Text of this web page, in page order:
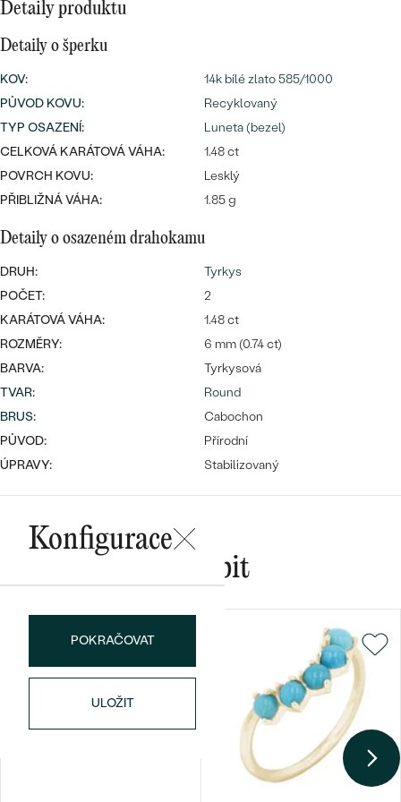
Wave kolekce
DIAMANTY
Bestsellery
PROHLÉDNOUT
Personalizované
přívěsky
OBJEVIT
Nejprodávanější
PROHLÉDNOUT
Detaily produktu
Detaily o šperku
KOV:
14k bílé zlato 585/1000
PŮVOD KOVU:
Recyklovaný
TYP OSAZENÍ:
Luneta (bezel)
CELKOVÁ KARÁTOVÁ VÁHA:
1.48 ct
POVRCH KOVU:
Lesklý
PŘIBLIŽNÁ VÁHA:
1.85 g
Detaily o osazeném drahokamu
DRUH:
Tyrkys
POČET:
2
KARÁTOVÁ VÁHA:
1.48 ct
ROZMĚRY:
6 mm (0.74 ct)
BARVA:
Tyrkysová
TVAR:
Round
BRUS:
Cabochon
PŮVOD:
Přírodní
ÚPRAVY:
Stabilizovaný
Konfigurace
POKRAČOVAT
ULOŽIT
Mohlo by se vám líbit